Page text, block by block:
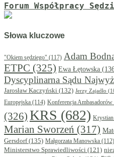
Forum Współpracy
Słowa kluczowe
"Okiem sędziego" (117) Adam
ETPC (325) Ewa Łętowska
Dyscyplinarna Sądu
Jarosław Kaczyński (132) Jerzy Zajadło
Europejska (114) Konferencja Ambasadorów
(326) KRS (682)
Marian Sworzeń (317)
Gersdorf(135) Małgorzata Manowska (112)
Ministerstwo Sprawiedliwości (121)